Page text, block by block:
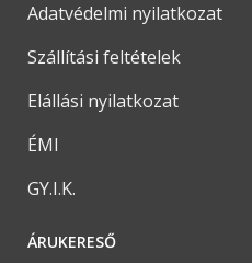
Adatvédelmi nyilatkozat
Szállítási feltételek
Elállási nyilatkozat
ÉMI
GY.I.K.
ÁRUKERESŐ